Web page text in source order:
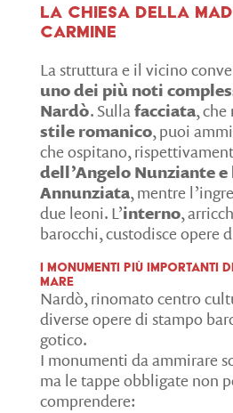
La Chiesa della
Carmine
La struttura e il vicino
uno dei più noti
Nardò. Sullafacciata,
stile romanico, puoi
che ospitano,
dell’Angelo Nunziante e
Annunziata, mentre
due leoni. L’interno,
barocchi, custodisce opere
I monumenti più importanti
Mare
Nardò, rinomato centro
diverse opere di stampo
gotico.
I monumenti da ammirare
ma le tappe obbligate non
comprendere: